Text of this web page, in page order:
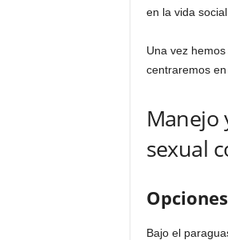
en la vida
Una vez
centraremos
Manejo
sexual
Bajo el